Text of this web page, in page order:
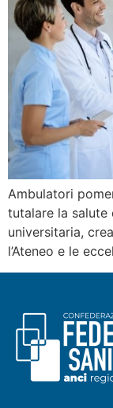
Ambulatori
tutalare la
universitaria,
l’Ateneo e le